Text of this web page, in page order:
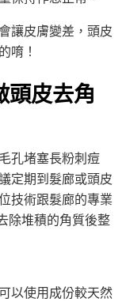
讓皮膚變差，頭皮
唷！
頭皮去角
孔堵塞長粉刺痘
定期到髮廊或頭皮
技術跟髮廊的專業
除堆積的角質後整
以使用成份較天然